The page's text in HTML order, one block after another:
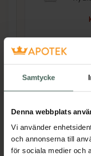
Samtycke
Denna webbplats
Vi använder
och annonserna till
för sociala medier och
Köp
Uppnå en